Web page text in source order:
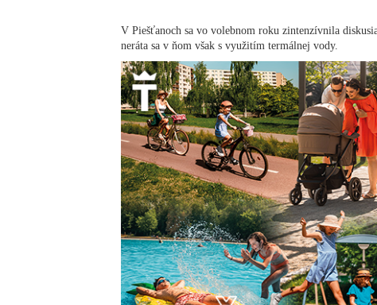
V Piešťanoch sa vo volebnom roku zintenzívnila
neráta sa v ňom však s využitím termálnej vody.